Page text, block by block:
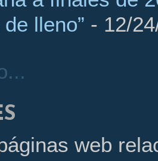
lleno” - 12/
web